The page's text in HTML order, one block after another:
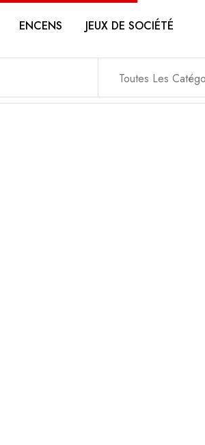
ENCENS JEUX DE SOCIÉTÉ
Toutes Les